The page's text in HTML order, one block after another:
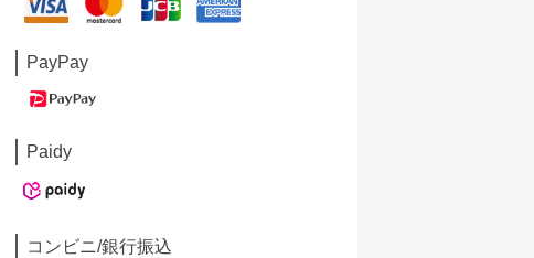
PayPay
Paidy
コンビニ/銀行振込